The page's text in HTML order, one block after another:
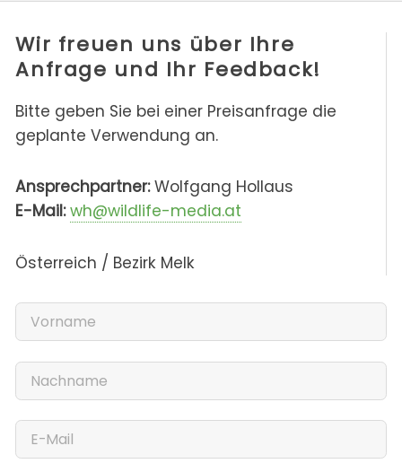
Wir freuen uns über Ihre
Anfrage und Ihr Feedback!
Bitte geben Sie bei einer Preisanfrage die
geplante Verwendung an.
Ansprechpartner:Wolfgang Hollaus
E-Mail: wh@wildlife-media.at
Österreich / Bezirk Melk